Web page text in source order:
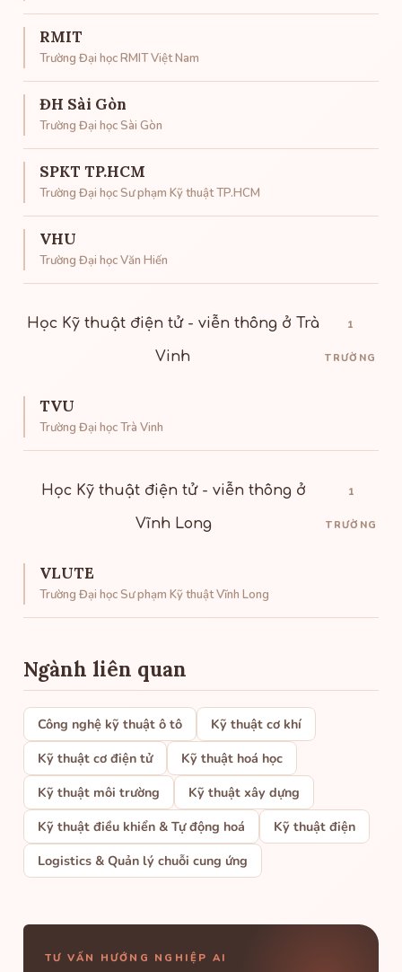
RMIT
Trường Đại học RMIT Việt Nam
ĐH Sài Gòn
Trường Đại học Sài Gòn
SPKT TP.HCM
Trường Đại học Sư phạm Kỹ thuật TP.HCM
VHU
Trường Đại học Văn Hiến
Học Kỹ thuật điện tử - viễn thông ở Trà
Vinh
1
TRƯỜNG
TVU
Trường Đại học Trà Vinh
Học Kỹ thuật điện tử - viễn thông ở
Vĩnh Long
1
TRƯỜNG
VLUTE
Trường Đại học Sư phạm Kỹ thuật Vĩnh Long
Ngành liên quan
Công nghệ kỹ thuật ô tô
Kỹ thuật cơ khí
Kỹ thuật cơ điện tử
Kỹ thuật hoá học
Kỹ thuật môi trường
Kỹ thuật xây dựng
Kỹ thuật điều khiển & Tự động hoá
Kỹ thuật điện
Logistics & Quản lý chuỗi cung ứng
TƯ VẤN HƯỚNG NGHIỆP AI